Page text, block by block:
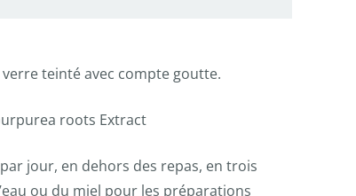
teinté avec compte goutte.
roots Extract
jour, en dehors des repas, en trois
ou du miel pour les préparations